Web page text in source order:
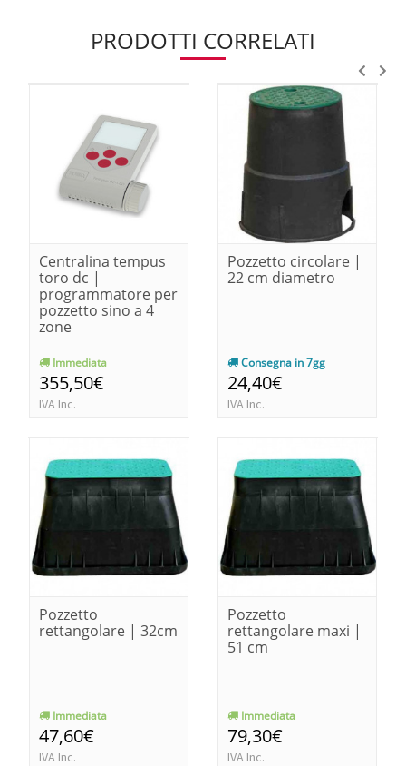
PRODOTTI CORRELATI
Centralina tempus
toro dc |
programmatore per
pozzetto sino a 4
zone
Immediata
355,50€
IVA Inc.
Pozzetto circolare |
22 cm diametro
Consegna in 7gg
24,40€
IVA Inc.
Pozzetto
rettangolare | 32cm
Immediata
47,60€
IVA Inc.
Pozzetto
rettangolare maxi |
51 cm
Immediata
79,30€
IVA Inc.